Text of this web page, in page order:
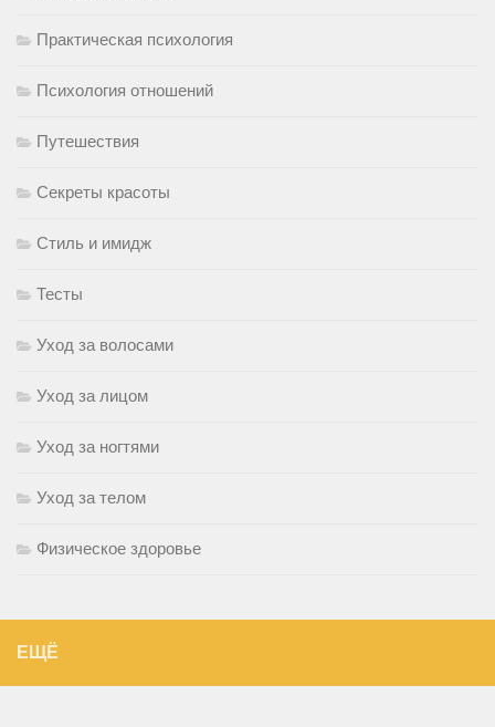
Практическая психология
Психология отношений
Путешествия
Секреты красоты
Стиль и имидж
Тесты
Уход за волосами
Уход за лицом
Уход за ногтями
Уход за телом
Физическое здоровье
ЕЩЁ